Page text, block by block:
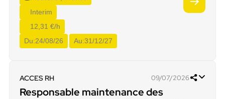
Interim
12,31 €/h
Du:24/08/26 Au:31/12/27
ACCES RH 09/07/2026
Responsable maintenance des